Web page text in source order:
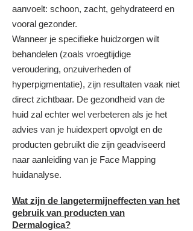
aanvoelt: schoon, zacht, gehydrateerd en
vooral gezonder.
Wanneer je specifieke huidzorgen wilt
behandelen (zoals vroegtijdige
veroudering, onzuiverheden of
hyperpigmentatie), zijn resultaten vaak niet
direct zichtbaar. De gezondheid van de
huid zal echter wel verbeteren als je het
advies van je huidexpert opvolgt en de
producten gebruikt die zijn geadviseerd
naar aanleiding van je Face Mapping
huidanalyse.
Wat zijn de langetermijneffecten van het
gebruik van producten van
Dermalogica?